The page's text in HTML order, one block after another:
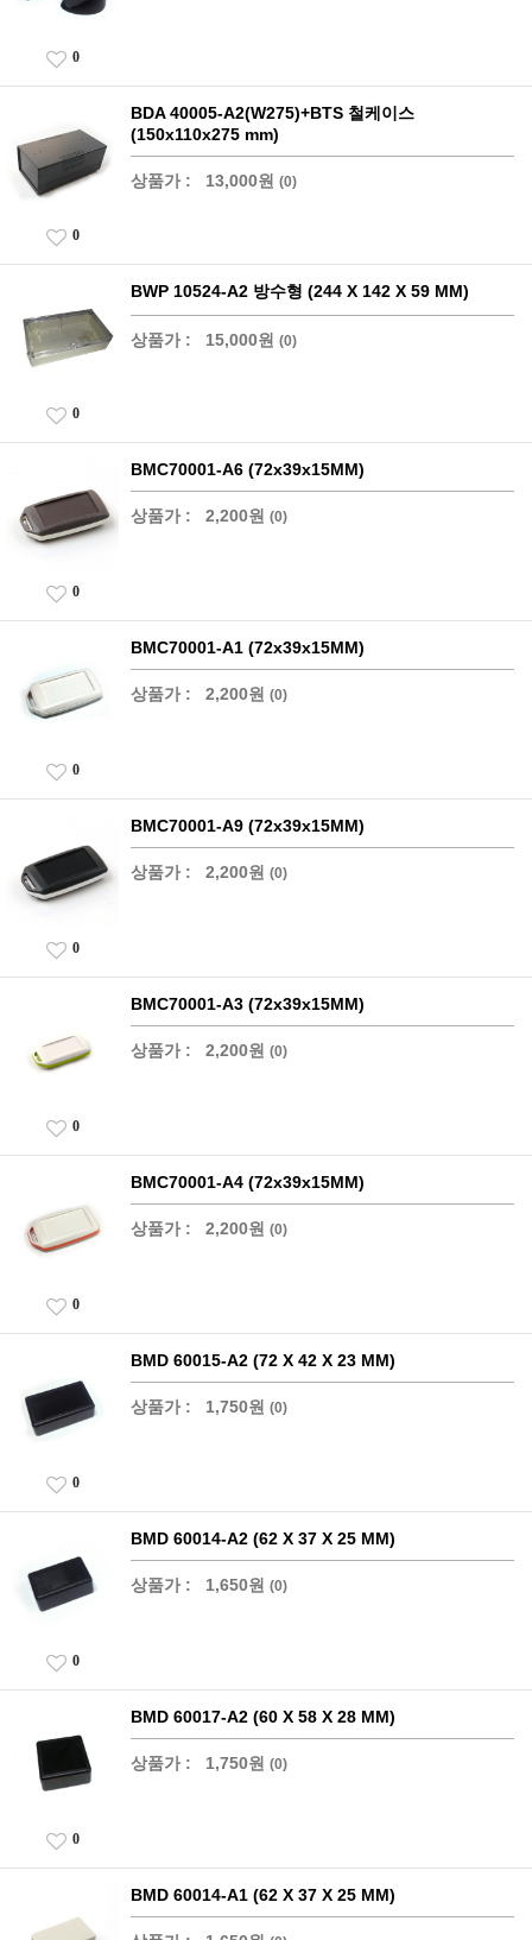
0
BDA 40005-A2(W275)+BTS 철케이스
(150x110x275 mm)
상품가 : 13,000원 (0)
0
BWP 10524-A2 방수형 (244 X 142 X 59 MM)
상품가 : 15,000원 (0)
0
BMC70001-A6 (72x39x15MM)
상품가 : 2,200원 (0)
0
BMC70001-A1 (72x39x15MM)
상품가 : 2,200원 (0)
0
BMC70001-A9 (72x39x15MM)
상품가 : 2,200원 (0)
0
BMC70001-A3 (72x39x15MM)
상품가 : 2,200원 (0)
0
BMC70001-A4 (72x39x15MM)
상품가 : 2,200원 (0)
0
BMD 60015-A2 (72 X 42 X 23 MM)
상품가 : 1,750원 (0)
0
BMD 60014-A2 (62 X 37 X 25 MM)
상품가 : 1,650원 (0)
0
BMD 60017-A2 (60 X 58 X 28 MM)
상품가 : 1,750원 (0)
0
BMD 60014-A1 (62 X 37 X 25 MM)